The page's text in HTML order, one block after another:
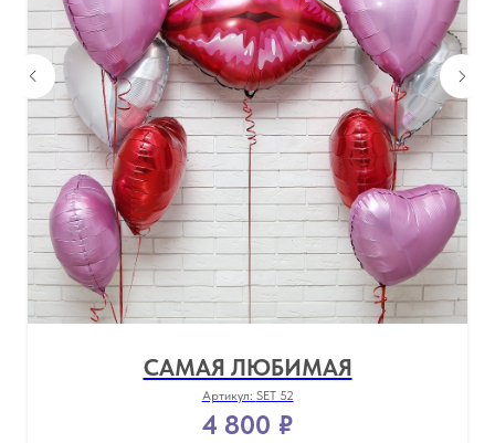
САМАЯ ЛЮБИМАЯ
Артикул: SET 52
4 800 ₽